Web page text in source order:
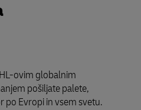
ovim globalnim
pošiljate palete,
po Evropi in vsem svetu.